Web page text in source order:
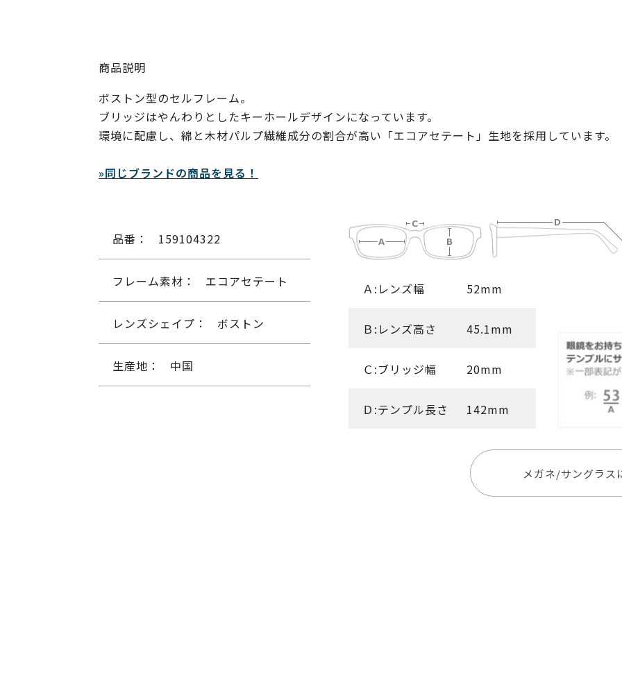
商品説明
ボストン型のセルフレーム。
ブリッジはやんわりとしたキーホールデザインになっています。
環境に配慮し、綿と木材パルプ繊維成分の割合が高い「エコアセテート」生地を採用しています。
»同じブランドの商品を見る！
品番： 159104322
フレーム素材： エコアセテート
レンズシェイプ： ボストン
生産地： 中国
Ａ:レンズ幅 52mm
Ｂ:レンズ高さ 45.1mm
Ｃ:ブリッジ幅 20mm
Ｄ:テンプル長さ 142mm
メガネ/サングラス